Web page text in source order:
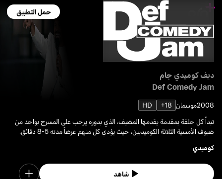
حمل التطبيق
ديف كوميدي جام
Def Comedy Jam
2008موسمان 18+
HD
تبدأ كل حلقة بمقدمة يقدمها المضيف، الذي بدوره يرحب على المسرح بواحد من
ضيوف الأمسية الثلاثة الكوميديين، حيث يؤدي كل منهم عرضاً مدته 5-8 دقائق.
كوميدي
شاهد